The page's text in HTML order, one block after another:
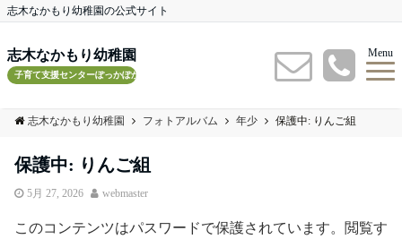
志木なかもり幼稚園の公式サイト
志木なかもり幼稚園
子育て支援センターぽっかぽかルーム
Menu
志木なかもり幼稚園 フォトアルバム 年少 保護中: りんご組
保護中: りんご組
5月 27, 2026 webmaster
このコンテンツはパスワードで保護されています。閲覧す